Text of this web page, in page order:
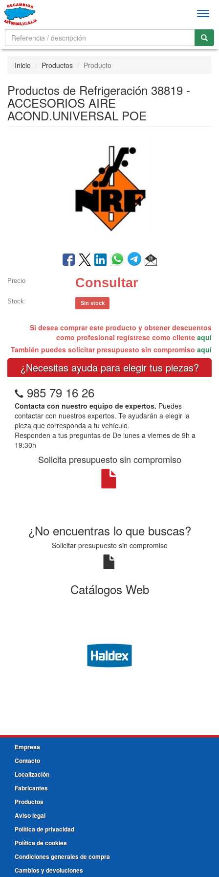
Inicio Productos Producto
Productos de Refrigeración 38819 -
ACCESORIOS AIRE
ACOND.UNIVERSAL POE
Precio Consultar
Stock: Sin stock
Si desea comprar este producto y obtener descuentos
como profesional regístrese como cliente aquí
También puedes solicitar presupuesto sin compromiso aquí
¿Necesitas ayuda para elegir tus piezas?
985 79 16 26
Contacta con nuestro equipo de expertos. Puedes
contactar con nuestros expertos. Te ayudarán a elegir la
pieza que corresponda a tu vehículo.
Responden a tus preguntas de De lunes a viernes de 9h a
19:30h
Solicita presupuesto sin compromiso
¿No encuentras lo que buscas?
Solicitar presupuesto sin compromiso
Catálogos Web
Empresa
Contacto
Localización
Fabricantes
Productos
Aviso legal
Política de privacidad
Política de cookies
Condiciones generales de compra
Cambios y devoluciones